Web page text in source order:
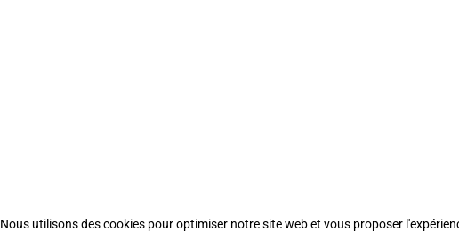
Nous utilisons des cookies pour optimiser notre site web et vous proposer